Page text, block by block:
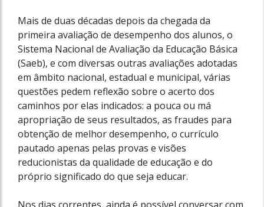
Mais de duas décadas depois da chegada da
primeira avaliação de desempenho dos alunos, o
Sistema Nacional de Avaliação da Educação Básica
(Saeb), e com diversas outras avaliações adotadas
em âmbito nacional, estadual e municipal, várias
questões pedem reflexão sobre o acerto dos
caminhos por elas indicados: a pouca ou má
apropriação de seus resultados, as fraudes para
obtenção de melhor desempenho, o currículo
pautado apenas pelas provas e visões
reducionistas da qualidade de educação e do
próprio significado do que seja educar.